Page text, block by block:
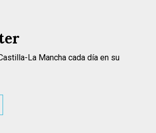
La Mancha cada día en su